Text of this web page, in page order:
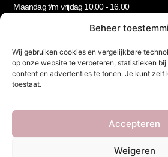
Beheer
Wij gebruiken cookies en vergelijkbare
op onze website te verbeteren, statistieken
content en advertenties te tonen. Je kunt
toestaat.
Accepteren
Weigeren
Maandag t/m vrijdag 10.00 - 16.00
Nieuwsbrief
Let’s stay in touch!
Schrijf je in voor onze nieuwsbrief!